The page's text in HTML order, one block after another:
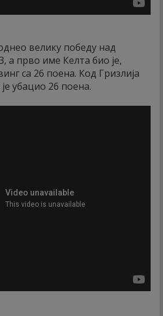
велику победу над
а прво име Келта био је,
са 26 поена. Код Гризлија
убацио 26 поена.